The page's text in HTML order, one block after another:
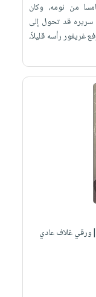
من نومه، وكان
قد تحول إلى
رأسه قليلاً،
|ورقي غلاف عادي